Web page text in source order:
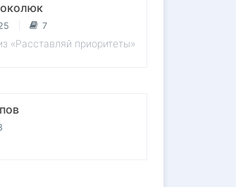
7
«Расставляй приоритеты»